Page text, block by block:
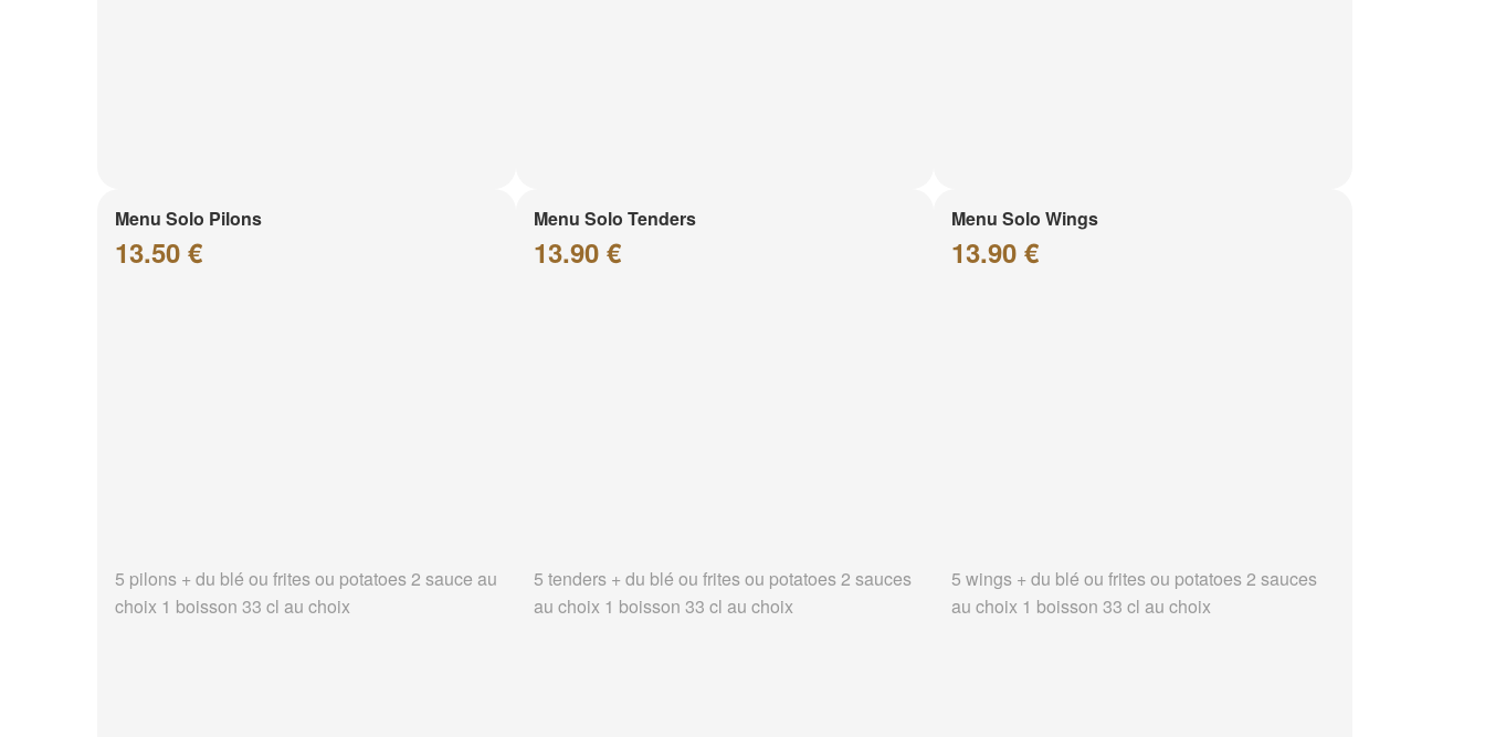
Menu Solo Pilons
13.50 €
5 pilons + du blé ou frites ou potatoes 2 sauce au
choix 1 boisson 33 cl au choix
Menu Solo Tenders
13.90 €
5 tenders + du blé ou frites ou potatoes 2 sauces
au choix 1 boisson 33 cl au choix
Menu Solo Wings
13.90 €
5 wings + du blé ou frites ou potatoes 2 sauces
au choix 1 boisson 33 cl au choix